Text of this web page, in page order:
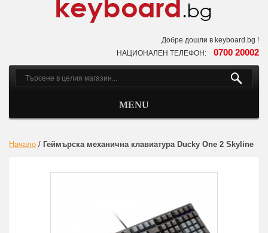
Добре дошли в keyboard.bg !
НАЦИОНАЛЕН ТЕЛЕФОН: 0700 20002
MENU
Начало / Геймърскa механична клавиатура Ducky One 2 Skyline